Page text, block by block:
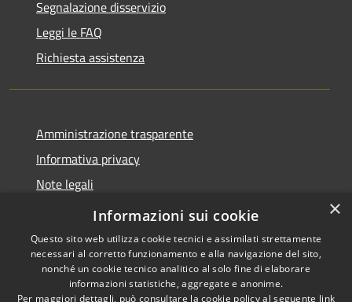
Segnalazione disservizio
Leggi le FAQ
Richiesta assistenza
Amministrazione trasparente
Informativa privacy
Note legali
Dichiarazione di accessibilità
Copyright © 2026 • Città di
×
Informazioni sui cookie
Questo sito web utilizza cookie tecnici e assimilati strettamente
necessari al corretto funzionamento e alla navigazione del sito,
nonché un cookie tecnico analitico al solo fine di elaborare
informazioni statistiche, aggregate e anonime.
Per maggiori dettagli, può consultare la cookie policy al seguente link